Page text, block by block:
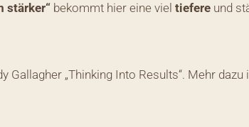
stärker“ bekommt hier eine vieltiefere und
„Thinking Into Results“. Mehr dazu